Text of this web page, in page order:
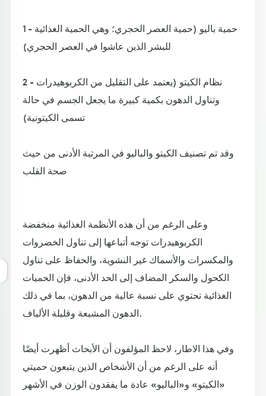
1 - حمية باليو (حمية العصر الحجري؛ وهي الحمية الغذائية
للبشر الذين عاشوا في العصر الحجري)
2 - نظام الكيتو (يعتمد على التقليل من الكربوهيدرات
وتناول الدهون بكمية كبيرة ما يجعل الجسم في حالة
تسمى الكيتونية)
وقد تم تصنيف الكيتو والباليو في المرتبة الأدنى من حيث
صحة القلب
وعلى الرغم من أن هذه الأنظمة الغذائية منخفضة
الكربوهيدرات توجه أتباعها إلى تناول الخضروات
والمكسرات والأسماك غير النشوية، والحفاظ على تناول
الكحول والسكر المضاف إلى الحد الأدنى، فإن الحميات
الغذائية تحتوي على نسبة عالية من الدهون، بما في ذلك
الدهون المشبعة وقليلة الألياف.
وفي هذا الاطار، لاحظ المؤلفون أن الأبحاث أظهرت أيضًا
أنه على الرغم من أن الأشخاص الذين يتبعون حميتي
«الكيتو» و«الباليو» عادة ما يفقدون الوزن في الأشهر